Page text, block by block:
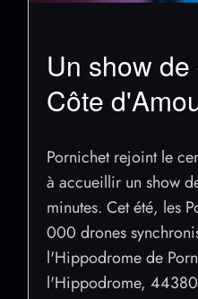
Un show
Côte
Pornichet rejoint le
à accueillir un show
minutes. Cet été, les
000 drones
l'Hippodrome de
l'Hippodrome,